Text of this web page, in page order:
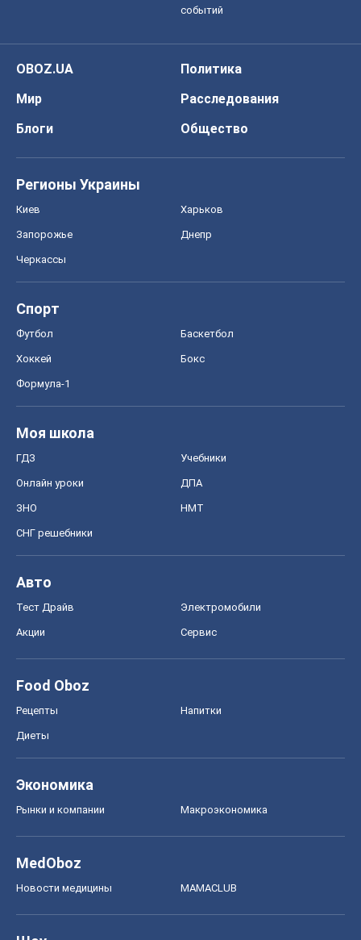
событий
OBOZ.UA
Политика
Мир
Расследования
Блоги
Общество
Регионы Украины
Киев Харьков
Запорожье Днепр
Черкассы
Спорт
Футбол Баскетбол
Хоккей Бокс
Формула-1
Моя школа
ГДЗ Учебники
Онлайн уроки ДПА
ЗНО НМТ
СНГ решебники
Авто
Тест Драйв Электромобили
Акции Сервис
Food Oboz
Рецепты Напитки
Диеты
Экономика
Рынки и компании Mакроэкономика
MedOboz
Новости медицины MAMACLUB